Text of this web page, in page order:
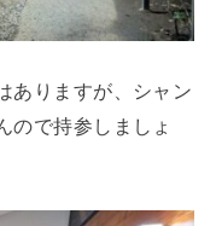
ありますが、シャン
ので持参しましょ